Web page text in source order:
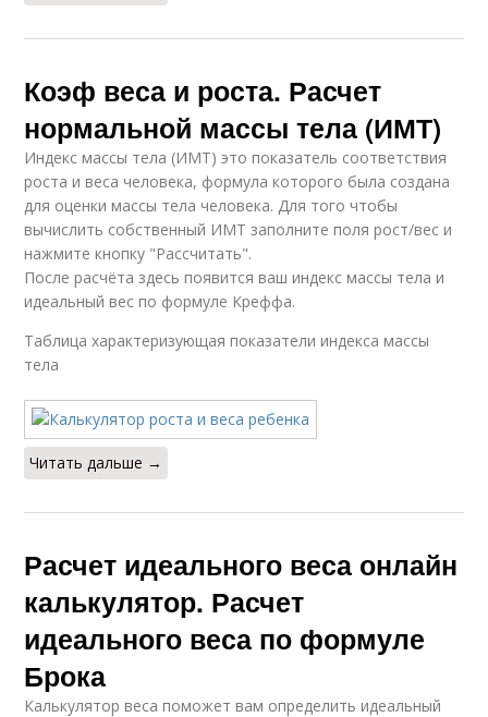
Коэф веса и роста. Расчет
нормальной массы тела (ИМТ)
Индекс массы тела (ИМТ) это показатель соответствия
роста и веса человека, формула которого была создана
для оценки массы тела человека. Для того чтобы
вычислить собственный ИМТ заполните поля рост/вес и
нажмите кнопку "Рассчитать".
После расчёта здесь появится ваш индекс массы тела и
идеальный вес по формуле Креффа.
Таблица характеризующая показатели индекса массы
тела
Читать дальше →
Расчет идеального веса онлайн
калькулятор. Расчет
идеального веса по формуле
Брока
Калькулятор веса поможет вам определить идеальный